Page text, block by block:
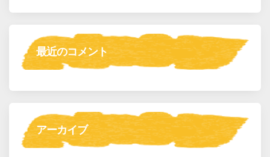
最近のコメント
アーカイブ